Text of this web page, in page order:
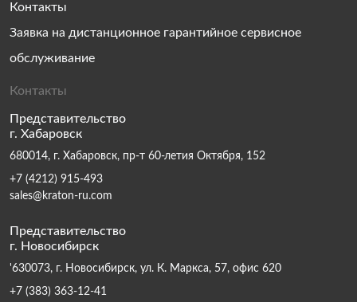
Контакты
Заявка на дистанционное гарантийное сервисное
обслуживание
Контакты
Представительство
г. Хабаровск
680014, г. Хабаровск, пр-т 60-летия Октября, 152
+7 (4212) 915-493
sales@kraton-ru.com
Представительство
г. Новосибирск
'630073, г. Новосибирск, ул. К. Маркса, 57, офис 620
+7 (383) 363-12-41